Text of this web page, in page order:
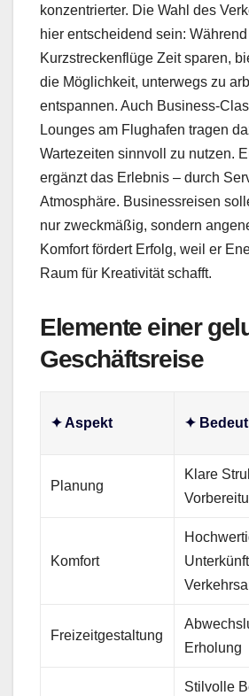
konzentrierter. Die Wahl des
hier entscheidend sein: Während
Kurzstreckenflüge Zeit sparen,
die Möglichkeit, unterwegs zu
entspannen. Auch Business-
Lounges am Flughafen tragen
Wartezeiten sinnvoll zu nutzen.
ergänzt das Erlebnis – durch
Atmosphäre. Businessreisen
nur zweckmäßig, sondern
Komfort fördert Erfolg, weil er
Raum für Kreativität schafft.
Elemente einer
Geschäftsreise
✦ Aspekt ✦
Planung
Klare
Komfort
Freizeitgestaltung
Erholung
Stilvolle